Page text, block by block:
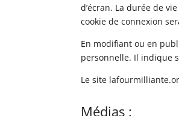
d’écran. La durée de
cookie de connexion
En modifiant ou en
personnelle. Il indique
Le site
Médias :